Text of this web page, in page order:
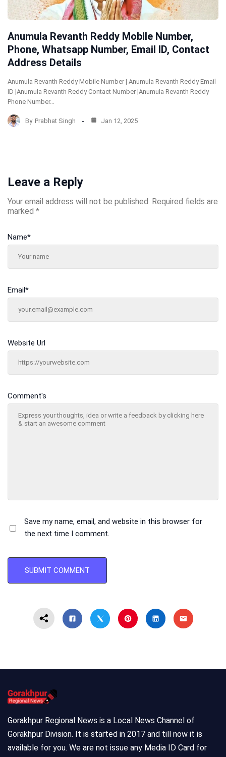
Anumula Revanth Reddy Mobile Number,
Phone, Whatsapp Number, Email ID, Contact
Address Details
Anumula Revanth Reddy Mobile Number | Anumula Revanth Reddy Email
ID |Anumula Revanth Reddy Contact Number |Anumula Revanth Reddy
Phone Number…
By Prabhat Singh Jan 12, 2025
Leave a Reply
Your email address will not be published. Required fields are
marked *
Comment's
Name*
Email*
Website Url
Save my name, email, and website in this browser for
the next time I comment.
Gorakhpur Regional News is a Local News Channel of
Gorakhpur Division. It is started in 2017 and till now it is
available for you. We are not issue any Media ID Card for